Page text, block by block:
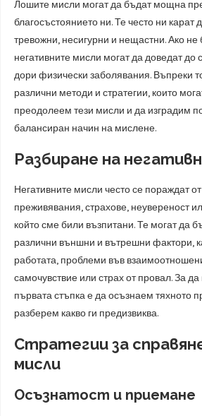
Лошите мисли могат да бъдат мощна
благосъстоянието ни. Те често ни карат
тревожни, несигурни и нещастни. Ако не
негативните мисли могат да доведат до
дори физически заболявания. Въпреки
различни методи и стратегии, които
преодолеем тези мисли и да изградим
балансиран начин на мислене.
Разбиране на
Негативните мисли често се пораждат
преживявания, страхове, неувереност
който сме били възпитани. Те могат да
различни външни и вътрешни фактори,
работата, проблеми във
самочувствие или страх от провал. За
първата стъпка е да осъзнаем тяхното
разберем какво ги предизвиква.
Стратегии за
мисли
Осъзнатост и приемане